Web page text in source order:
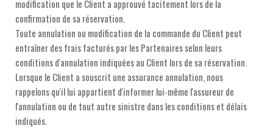
modification que le Client a approuvé tacitement lors de la
confirmation de sa réservation.
Toute annulation ou modification de la commande du Client peut
entraîner des frais facturés par les Partenaires selon leurs
conditions d'annulation indiquées au Client lors de sa réservation.
Lorsque le Client a souscrit une assurance annulation, nous
rappelons qu'il lui appartient d'informer lui-même l'assureur de
l'annulation ou de tout autre sinistre dans les conditions et délais
indiqués.